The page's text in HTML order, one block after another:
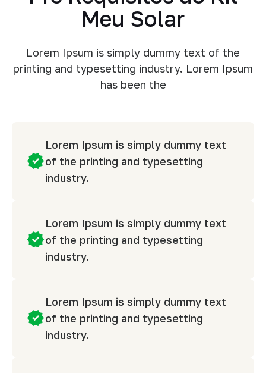
Meu Solar
Lorem Ipsum is simply dummy text of the
printing and typesetting industry. Lorem Ipsum
has been the
Lorem Ipsum is simply dummy text
of the printing and typesetting
industry.
Lorem Ipsum is simply dummy text
of the printing and typesetting
industry.
Lorem Ipsum is simply dummy text
of the printing and typesetting
industry.